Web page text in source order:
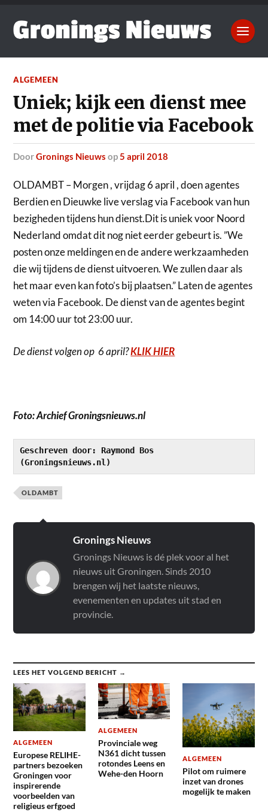
ALGEMEEN
Uniek; kijk een dienst mee
met de politie via Facebook
doorGronings Nieuws op5 april 2018
OLDAMBT – Morgen , vrijdag 6 april , doen agentes
Berdien en Dieuwke live verslag via Facebook van hun
bezigheden tijdens hun dienst.Dit is uniek voor Noord
Nederland omdat dit nog niet eerder gebeurt is. ”We
posten onze meldingen en de andere werkzaamheden
die wij tijdens de dienst uitvoeren. We zullen daar als
het maar even kan foto’s bij plaatsen.” Laten de agentes
weten via Facebook. De dienst van de agentes begint
om 14:00 uur tot 23:00 uur.
De dienst volgen op 6 april?KLIK HIER
Foto: Archief Groningsnieuws.nl
Geschreven door: Raymond Bos
(Groningsnieuws.nl)
OLDAMBT
Gronings Nieuws
Gronings Nieuws is dé plek voor al het
nieuws uit Groningen. Sinds 2010
brengen wij het laatste nieuws,
evenementen en updates uit stad en
provincie.
LEES HET VOLGEND BERICHT →
ALGEMEEN
Europese RELIHE-
partners bezoeken
Groningen voor
inspirerende
voorbeelden van
religieus erfgoed
ALGEMEEN
Provinciale weg
N361 dicht tussen
rotondes Leens en
Wehe-den Hoorn
ALGEMEEN
Pilot om ruimere
inzet van drones
mogelijk te maken